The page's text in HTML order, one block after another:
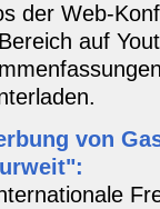
der Web-
auf
von